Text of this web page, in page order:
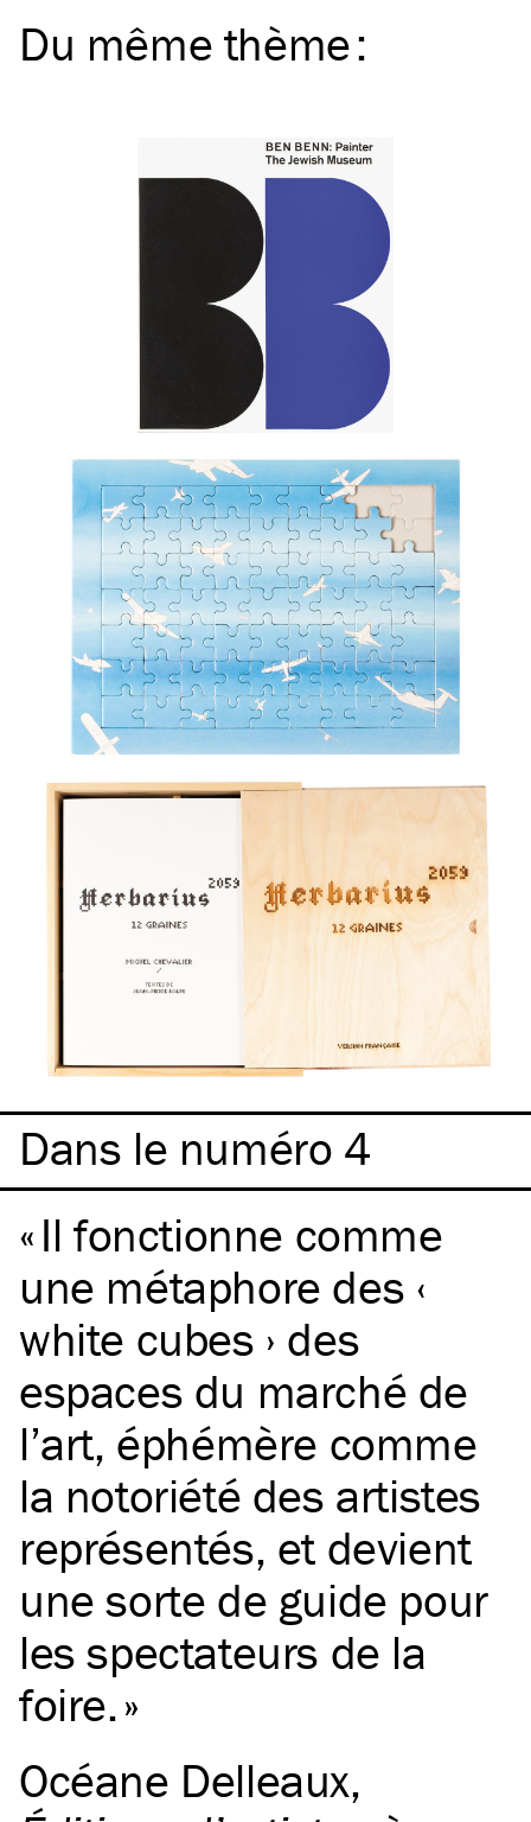
Du même thème:
Dans le numéro 4
Il fonctionne comme
une métaphore des ‹
white cubes › des
espaces du marché de
l’art, éphémère comme
la notoriété des artistes
représentés, et devient
une sorte de guide pour
les spectateurs de la
foire.
Océane Delleaux,